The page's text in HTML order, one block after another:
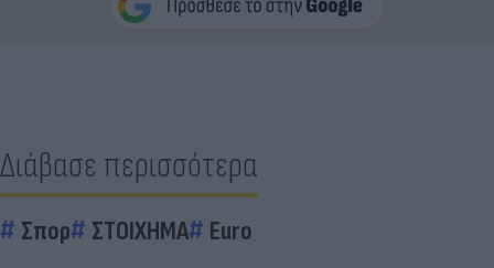
Διάβασε περισσότερα
Σπορ ΣΤΟΙΧΗΜΑ Euro